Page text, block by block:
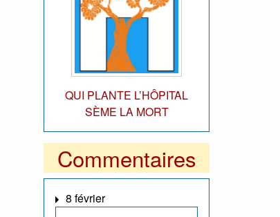
QUI PLANTE L’HÔPITAL
SÈME LA MORT
Commentaires
8 février